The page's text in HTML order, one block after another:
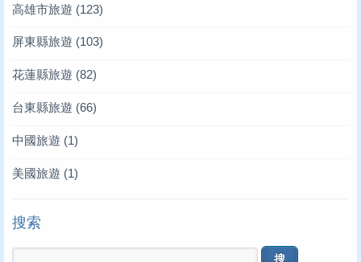
高雄市旅遊 (123)
屏東縣旅遊 (103)
花蓮縣旅遊 (82)
台東縣旅遊 (66)
中國旅遊 (1)
美國旅遊 (1)
搜索